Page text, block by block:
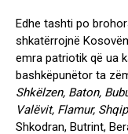
Edhe tashti po
shkatërrojnë
emra patriotik që ua
bashkëpunëtor ta
Shkëlzen, Baton,
Valëvit, Flamur,
Shkodran, Butrint,